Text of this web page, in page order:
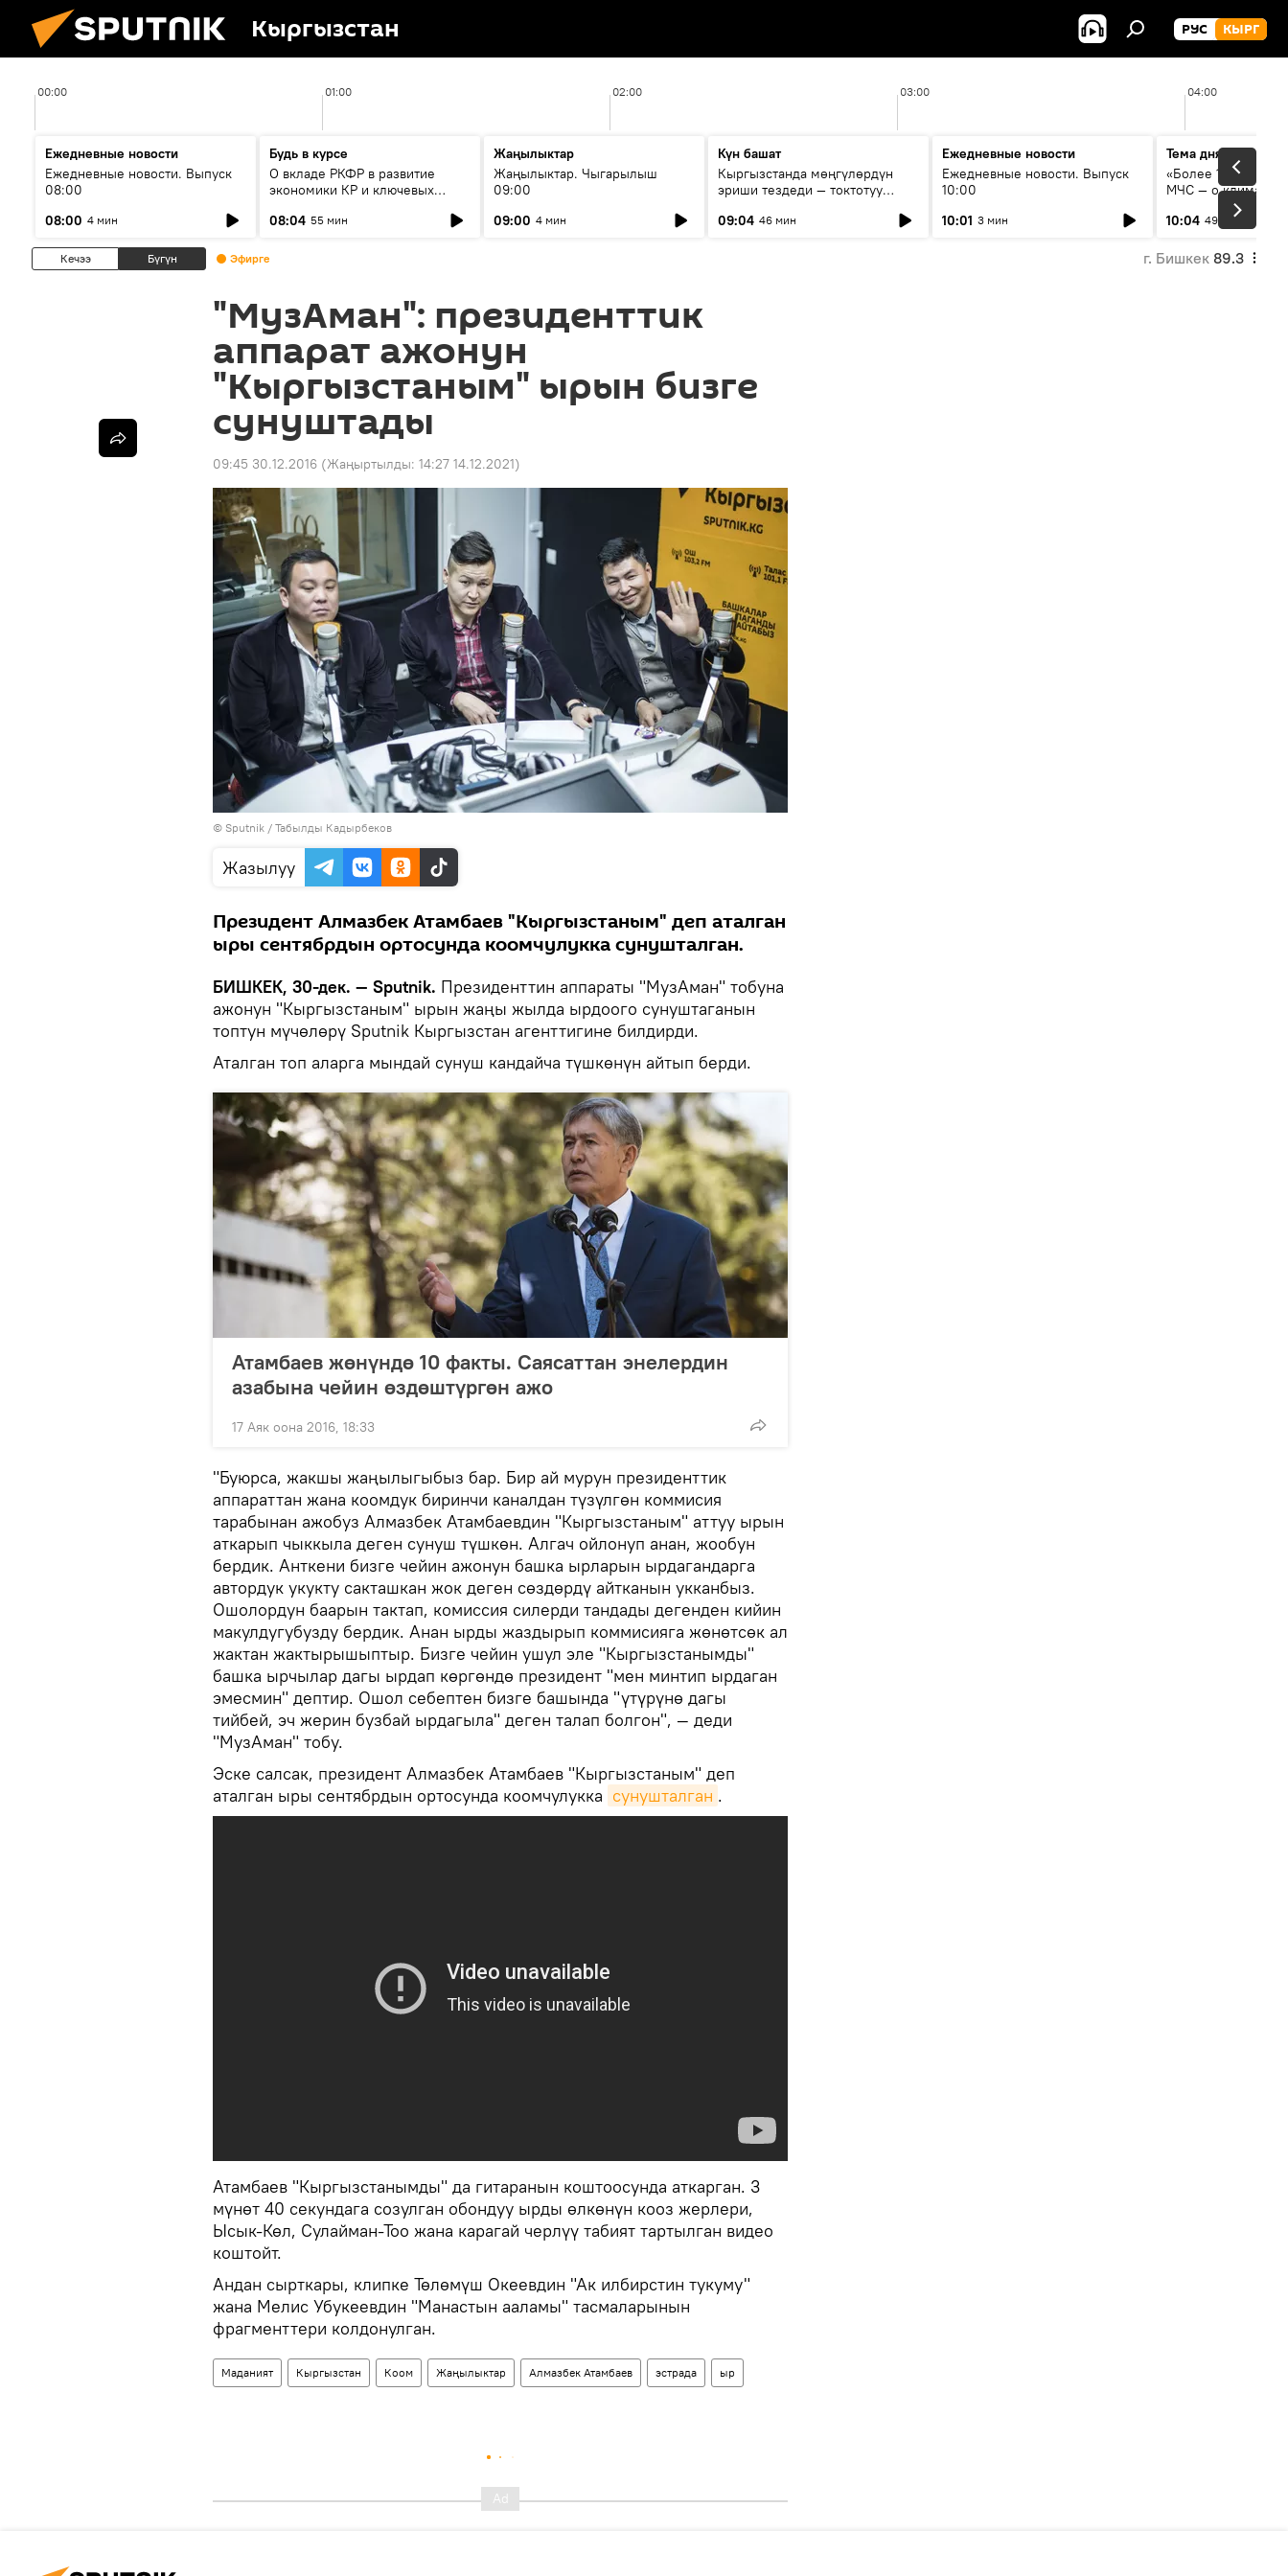
Кыргызстан РУС КЫРГ
00:00 01:00 02:00 03:00 04:00
Ежедневные новости
Ежедневные новости. Выпуск
08:00
08:00 4 мин
Будь в курсе
О вкладе РКФР в развитие
экономики КР и ключевых
08:04 55 мин
Жаңылыктар
Жаңылыктар. Чыгарылыш
09:00
09:00 4 мин
Күн башат
Кыргызстанда мөңгүлөрдүн
эриши тездеди — токтотуу
09:04 46 мин
Ежедневные новости
Ежедневные новости. Выпуск
10:00
10:01 3 мин
Тема дня
«Более 1200 сёл в
МЧС — о климате,
системе
населения
10:04 49 мин
Кечээ Бүгүн Эфирге г. Бишкек 89.3
"МузАман": президенттик
аппарат ажонун
"Кыргызстаным" ырын бизге
сунуштады
09:45 30.12.2016 (Жаңыртылды: 14:27 14.12.2021)
© Sputnik / Табылды Кадырбеков
Жазылуу
Президент Алмазбек Атамбаев "Кыргызстаным" деп аталган
ыры сентябрдын ортосунда коомчулукка сунушталган.
БИШКЕК, 30-дек. — Sputnik. Президенттин аппараты "МузАман" тобуна
ажонун "Кыргызстаным" ырын жаңы жылда ырдоого сунуштаганын
топтун мүчөлөрү Sputnik Кыргызстан агенттигине билдирди.
Аталган топ аларга мындай сунуш кандайча түшкөнүн айтып берди.
Атамбаев жөнүндө 10 факты. Саясаттан энелердин
азабына чейин өздөштүргөн ажо
17 Аяк оона 2016, 18:33
"Буюрса, жакшы жаңылыгыбыз бар. Бир ай мурун президенттик
аппараттан жана коомдук биринчи каналдан түзүлгөн коммисия
тарабынан ажобуз Алмазбек Атамбаевдин "Кыргызстаным" аттуу ырын
аткарып чыккыла деген сунуш түшкөн. Алгач ойлонуп анан, жообун
бердик. Анткени бизге чейин ажонун башка ырларын ырдагандарга
автордук укукту сакташкан жок деген сөздөрдү айтканын укканбыз.
Ошолордун баарын тактап, комиссия силерди тандады дегенден кийин
макулдугубузду бердик. Анан ырды жаздырып коммисияга жөнөтсөк ал
жактан жактырышыптыр. Бизге чейин ушул эле "Кыргызстанымды"
башка ырчылар дагы ырдап көргөндө президент "мен минтип ырдаган
эмесмин" дептир. Ошол себептен бизге башында "үтүрүнө дагы
тийбей, эч жерин бузбай ырдагыла" деген талап болгон", — деди
"МузАман" тобу.
Эске салсак, президент Алмазбек Атамбаев "Кыргызстаным" деп
аталган ыры сентябрдын ортосунда коомчулукка сунушталган .
Атамбаев "Кыргызстанымды" да гитаранын коштоосунда аткарган. 3
мүнөт 40 секундага созулган обондуу ырды өлкөнүн кооз жерлери,
Ысык-Көл, Сулайман-Тоо жана карагай черлүү табият тартылган видео
коштойт.
Андан сырткары, клипке Төлөмүш Океевдин "Ак илбирстин тукуму"
жана Мелис Убукеевдин "Манастын ааламы" тасмаларынын
фрагменттери колдонулган.
Маданият Кыргызстан Коом Жаңылыктар Алмазбек Атамбаев эстрада ыр